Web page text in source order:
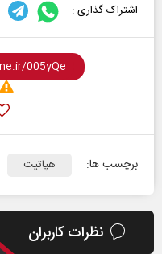
اشتراک گذاری :
برچسب ها: هپاتیت
نظرات کاربران